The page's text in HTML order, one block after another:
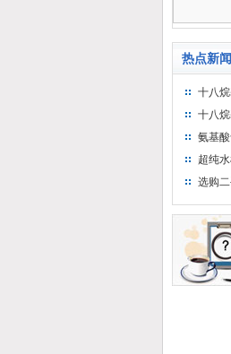
热点新闻
十八
方法
十八
析时
氨基
析氨
超纯
用水
选购